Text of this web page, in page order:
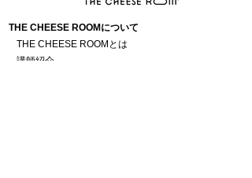
THE CHEESE ROOMについて
THE CHEESE ROOMとは
講師紹介